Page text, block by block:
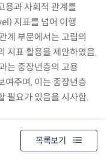
용과 사회적 관계를
지표를 넘어 이행
계 부문에서는 고립의
지표 활용을 제안하였음.
는 중장년층의 고용
여주며, 이는 중장년층
필요가 있음을 시사함.
목록보기